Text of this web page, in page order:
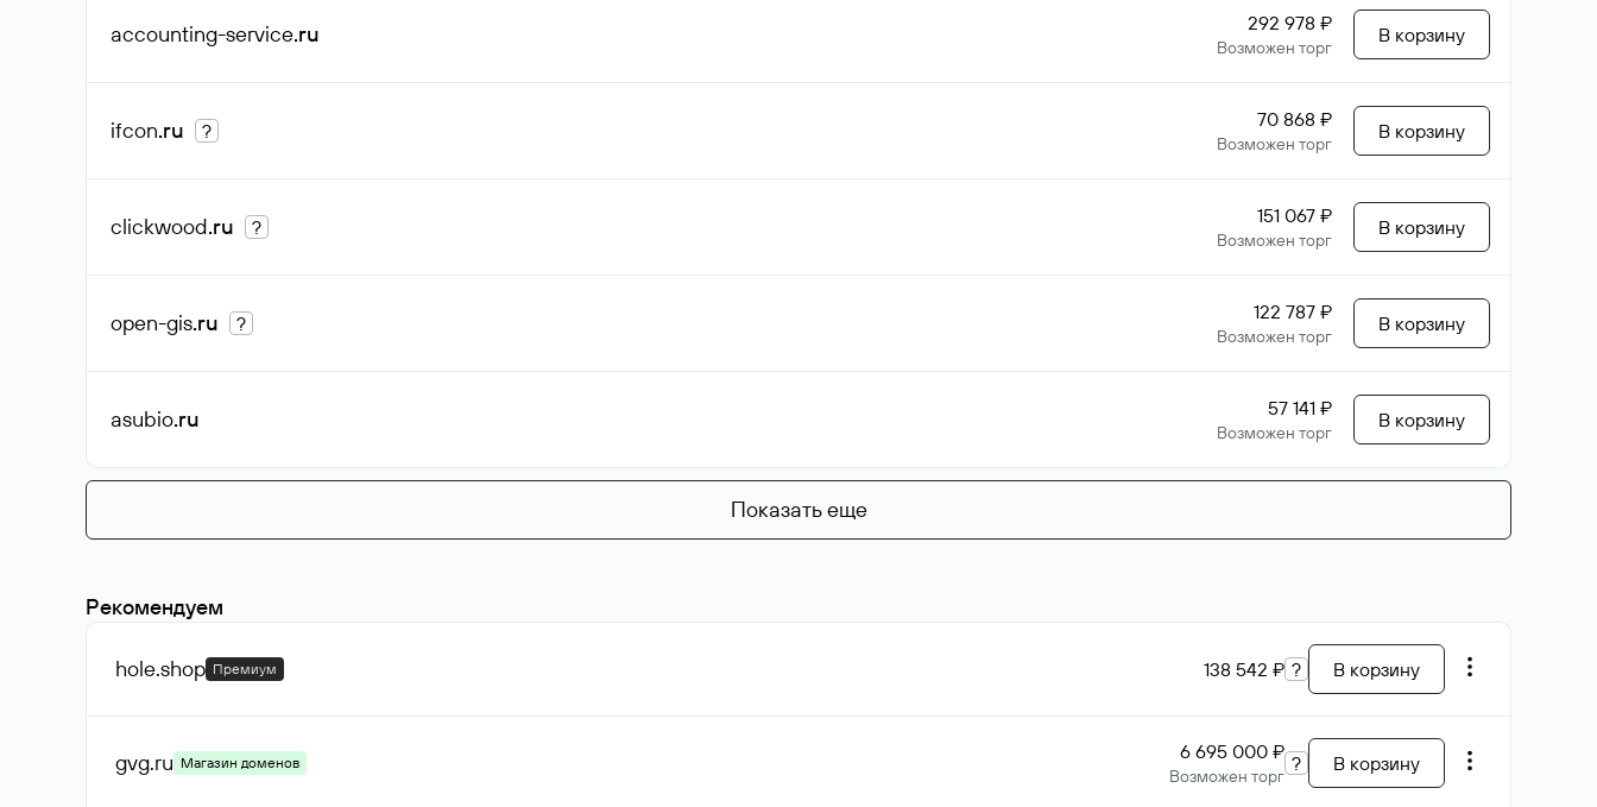
accounting-service.ru 292 978 ₽
Возможен торг
В корзину
ifcon.ru ? 70 868 ₽
Возможен торг
В корзину
clickwood.ru ? 151 067 ₽
Возможен торг
В корзину
open-gis.ru ? 122 787 ₽
Возможен торг
В корзину
asubio.ru 57 141 ₽
Возможен торг
В корзину
Показать еще
Рекомендуем
hole.shop Премиум 138 542 ₽ ? В корзину
gvg.ru Магазин доменов 6 695 000 ₽
Возможен торг
? В корзину